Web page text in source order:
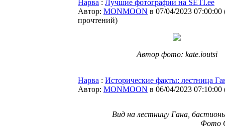
Нарва : Лучшие фотографии на SETI.ee
Автор: MONMOON в 07/04/2023 07:00:00
прочтений)
Автор фото: kate.ioutsi
Нарва : Исторические факты: лестница
Автор: MONMOON в 06/04/2023 07:10:00
Вид на лестницу Гана,
Фото